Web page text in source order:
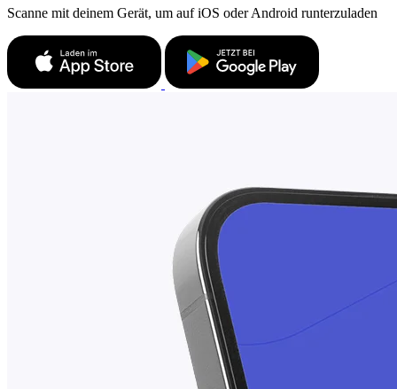
Scanne mit deinem Gerät, um auf iOS oder Android runterzuladen